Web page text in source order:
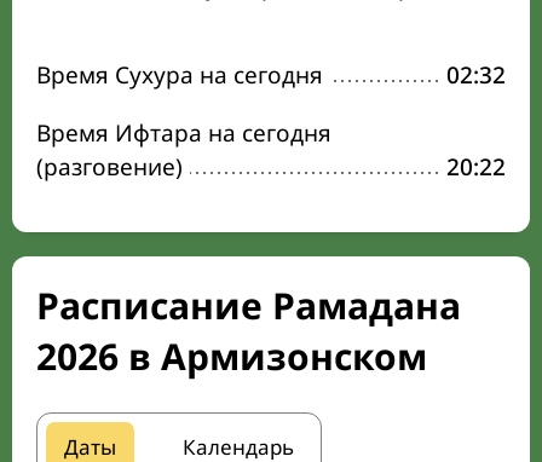
Время Сухура на сегодня
02:32
Время Ифтара на сегодня
(разговение)
20:22
Расписание Рамадана
2026 в Армизонском
Даты Календарь